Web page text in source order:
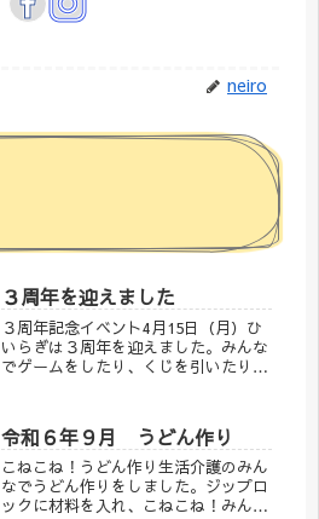
neiro
３周年を迎えました
３周年記念イベント4月15日（月）ひ
いらぎは３周年を迎えました。みんな
でゲームをしたり、くじを引いたりイ
のため、ご家族様のために必要な施設
であり続けるよう、頑張ってまいり
ま...
令和６年９月 うどん作り
こねこね！うどん作り生活介護のみん
なでうどん作りをしました。ジップロ
ックに材料を入れ、こねこね！みんな